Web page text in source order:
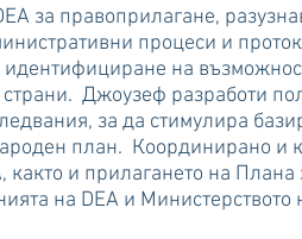
за правоприлагане,
процеси и
на
Джоузеф разработи
за да стимулира
план. Координирано и
и прилагането на Плана
на DEA и